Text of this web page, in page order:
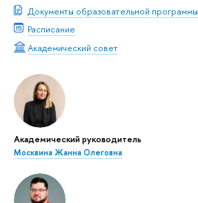
Документы образовательной программы
Расписание
Академический совет
Академический руководитель
Москвина Жанна Олеговна